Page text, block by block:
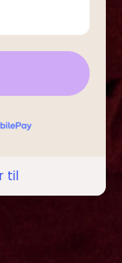
til